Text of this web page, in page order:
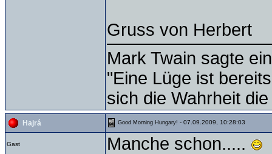
Gruss von Herbert
Mark Twain sagte
"Eine Lüge ist
sich die Wahrheit
Hajrá Good Morning Hungary! - 07.09.2009, 10:28:03
Gast Manche schon.....